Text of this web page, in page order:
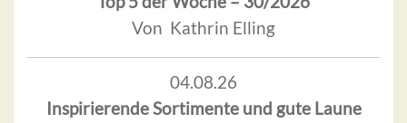
Von Kathrin Elling
04.08.26
Inspirierende Sortimente und gute Laune